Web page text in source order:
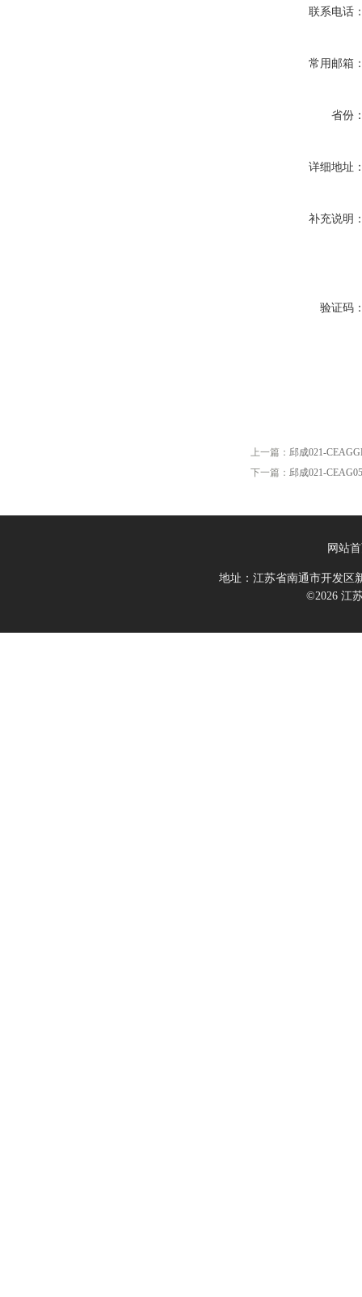
联系电话
常用邮箱
省份
详细地址
补充说明
验证码
上一篇： 邱成021-
下一篇： 邱成021-
网站
地址：江苏省南通市开发区
©2026 江